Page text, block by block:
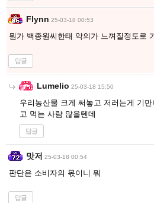
Flynn 25-03-18 00:53
뭔가 백종원씨한태 악의가 느껴질정도로
답글
Lumelio 25-03-18 15:50
우리농산물 크게 써놓고 저러는게 기
고 먹는 사람 많을텐데
답글
맛저 25-03-18 00:54
판단은 소비자의 몫이니 뭐
답글